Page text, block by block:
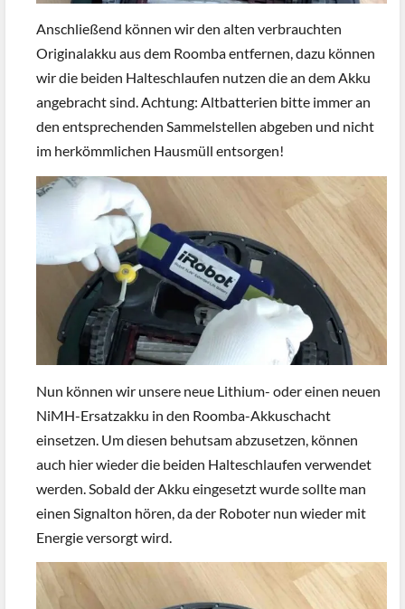
Anschließend können wir den alten verbrauchten
Originalakku aus dem Roomba entfernen, dazu können
wir die beiden Halteschlaufen nutzen die an dem Akku
angebracht sind. Achtung: Altbatterien bitte immer an
den entsprechenden Sammelstellen abgeben und nicht
im herkömmlichen Hausmüll entsorgen!
Nun können wir unsere neue Lithium- oder einen neuen
NiMH-Ersatzakku in den Roomba-Akkuschacht
einsetzen. Um diesen behutsam abzusetzen, können
auch hier wieder die beiden Halteschlaufen verwendet
werden. Sobald der Akku eingesetzt wurde sollte man
einen Signalton hören, da der Roboter nun wieder mit
Energie versorgt wird.